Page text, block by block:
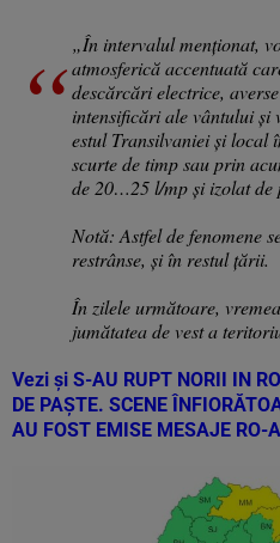
„În intervalul menționat,
atmosferică accentuată
descărcări electrice,
intensificări ale vântului
estul Transilvaniei și local
scurte de timp sau prin
de 20…25 l/mp și izolat de
Notă: Astfel de fenomene
restrânse, și în restul țării.
În zilele următoare,
jumătatea de vest a
Vezi și S-AU RUPT NORII IN
DE PAȘTE. SCENE
AU FOST EMISE MESAJE RO-